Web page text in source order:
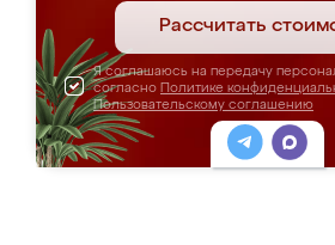
Рассчитать
Я соглашаюсь на передачу
согласно Политике
Пользовательскому соглашению